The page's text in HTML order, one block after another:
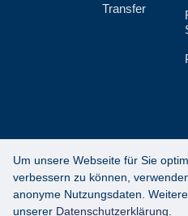
Transfer
Um unsere Webseite für Sie
verbessern zu können,
anonyme Nutzungsdaten.
unserer Datenschutzerklärung